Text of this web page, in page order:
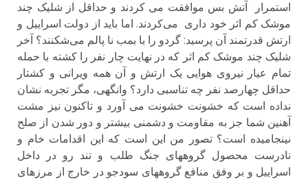
استمرار آتش بس موافقت می کردند و حداقل از شلیک چند
موشک کم اثر خود داری می‌کردند. اما باید از دولت اسراییل و
ارتش قدرتمند آن پرسید: گردو را با بمب نا پالم می‌شکنند؟ آخر
شلیک چند موشک کم اثر که در نهایت چار نفر را کشته با حمله
تمام عیار نیروی هوایی یک ارتش و آن همه ویرانی و کشتار
حداقل چهارصد نفر چه تناسبی دارد؟ وانگهی، مگر تجربه نشان
نداده است که خشونت خشونت می آورد و تاکنون نیز مشت
آهنین شما جز به مقاومت و دشمنی بیشتر و دور شدن از صلح
نینجامیده است؟ تصور من این است که این اقدامات خام و
نادرست محصول گروههای جنگ طلب و تند رو در داخل
اسراییل و بر وفق منافع گروههای سودجو در خارج از مرزهای